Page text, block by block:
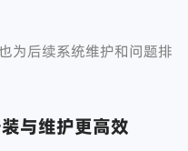
为后续系统维护和问题排
与维护更高效